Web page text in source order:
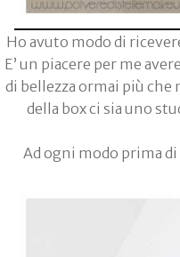
Ho avuto modo di
E’ un piacere per me
di bellezza ormai più
della box ci sia uno
Ad ogni modo prima